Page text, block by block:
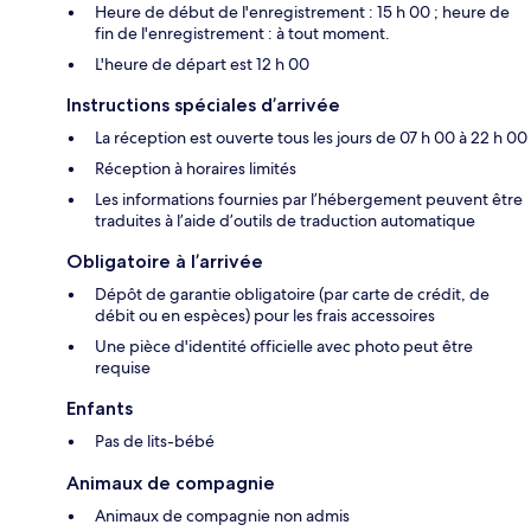
Heure de début de l'enregistrement : 15 h 00 ; heure de
fin de l'enregistrement : à tout moment.
L'heure de départ est 12 h 00
Instructions spéciales d’arrivée
La réception est ouverte tous les jours de 07 h 00 à 22 h 00
Réception à horaires limités
Les informations fournies par l’hébergement peuvent être
traduites à l’aide d’outils de traduction automatique
Obligatoire à l’arrivée
Dépôt de garantie obligatoire (par carte de crédit, de
débit ou en espèces) pour les frais accessoires
Une pièce d'identité officielle avec photo peut être
requise
Enfants
Pas de lits-bébé
Animaux de compagnie
Animaux de compagnie non admis